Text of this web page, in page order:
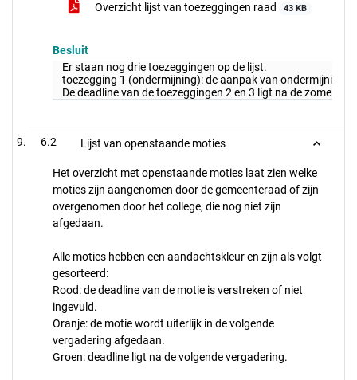
Overzicht lijst van toezeggingen raad
43 KB
Besluit
Er staan nog drie toezeggingen op de lijst.
toezegging 1 (ondermijning): de aanpak van ondermijning
De deadline van de toezeggingen 2 en 3 ligt na de zomer.
6.2 Lijst van openstaande moties
Het overzicht met openstaande moties laat zien welke
moties zijn aangenomen door de gemeenteraad of zijn
overgenomen door het college, die nog niet zijn
afgedaan.
Alle moties hebben een aandachtskleur en zijn als volgt
gesorteerd:
Rood: de deadline van de motie is verstreken of niet
ingevuld.
Oranje: de motie wordt uiterlijk in de volgende
vergadering afgedaan.
Groen: deadline ligt na de volgende vergadering.